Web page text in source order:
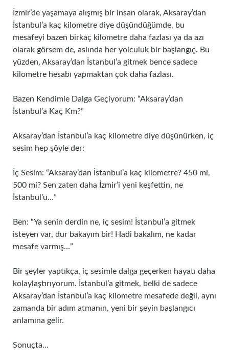
İzmir’de yaşamaya alışmış bir insan olarak, Aksaray’dan
İstanbul’a kaç kilometre diye düşündüğümde, bu
mesafeyi bazen birkaç kilometre daha fazlası ya da azı
olarak görsem de, aslında her yolculuk bir başlangıç. Bu
yüzden, Aksaray’dan İstanbul’a gitmek bence sadece
kilometre hesabı yapmaktan çok daha fazlası.
Bazen Kendimle Dalga Geçiyorum: “Aksaray’dan
İstanbul’a Kaç Km?”
Aksaray’dan İstanbul’a kaç kilometre diye düşünürken, iç
sesim hep şöyle der:
İç Sesim: “Aksaray’dan İstanbul’a kaç kilometre? 450 mi,
500 mi? Sen zaten daha İzmir’i yeni keşfettin, ne
İstanbul’u…”
Ben: “Ya senin derdin ne, iç sesim! İstanbul’a gitmek
isteyen var, dur bakayım bir! Hadi bakalım, ne kadar
mesafe varmış…”
Bir şeyler yaptıkça, iç sesimle dalga geçerken hayatı daha
kolaylaştırıyorum. İstanbul’a gitmek, belki de sadece
Aksaray’dan İstanbul’a kaç kilometre mesafede değil, aynı
zamanda bir adım atmanın, yeni bir şeyin başlangıcı
anlamına gelir.
Sonuçta…